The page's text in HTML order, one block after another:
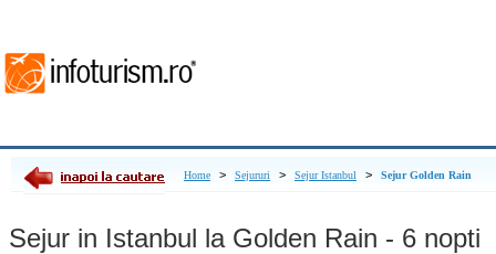
Home > Sejururi > Sejur Istanbul > Sejur Golden Rain
Sejur in Istanbul la Golden Rain - 6 nopti